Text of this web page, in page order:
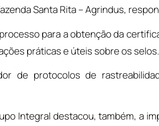
Santa Rita – Agrindus,
para a obtenção da
práticas e úteis sobre os selos.
de protocolos de
Integral destacou, também, a